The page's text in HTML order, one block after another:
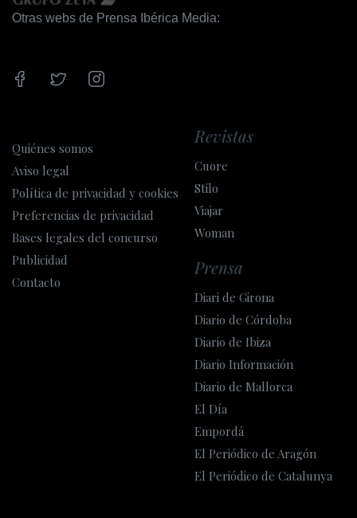
Internet
Internet
Boutiques
Supermercat
Pàrquing
Pàrquing
Zones comunes
Otras webs de Prensa Ibérica Media:
Quiénes somos
Aviso legal
Política de privacidad y cookies
Preferencias de privacidad
Bases legales del concurso
Publicidad
Contacto
Revistas
Cuore
Stilo
Viajar
Woman
Prensa
Diari de Girona
Diario de Córdoba
Diario de Ibiza
Diario Información
Diario de Mallorca
El Día
Empordá
El Periódico de Aragón
El Periódico de Catalunya